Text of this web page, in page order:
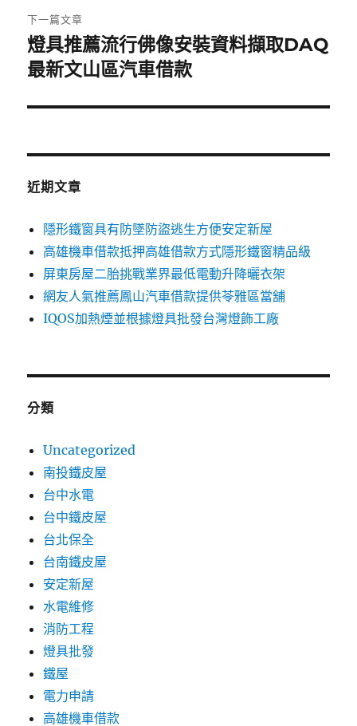
章:
下一篇文章
下
一
文
燈具推薦流行佛像安裝資料擷取DAQ
最新文山區汽車借款
近期文章
隱形鐵窗具有防墜防盜逃生方便安定新屋
高雄機車借款抵押高雄借款方式隱形鐵窗精品級
屏東房屋二胎挑戰業界最低電動升降曬衣架
網友人氣推薦鳳山汽車借款提供苓雅區當舖
IQOS加熱煙並根據燈具批發台灣燈飾工廠
分類
Uncategorized
南投鐵皮屋
台中水電
台中鐵皮屋
台北保全
台南鐵皮屋
安定新屋
水電維修
消防工程
燈具批發
鐵屋
電力申請
高雄機車借款